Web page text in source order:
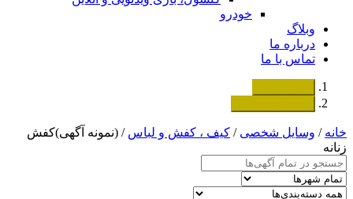
خودرو
وبلاگ
درباره ما
تماس با ما
خانه/ وسایل شخصی / کیف ، کفش و لباس/ (نمونه آگهی)کفش
زنانه